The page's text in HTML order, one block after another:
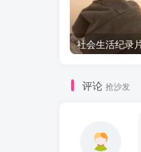
评论 抢沙发